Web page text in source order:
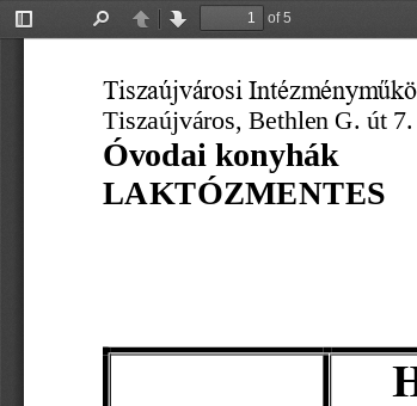
Toggle
PreviousNext
of 5
Tiszaújvárosi
Tiszaújváros, Bethlen G. út 7.
Óvodai konyhák
LAKTÓZMENTES